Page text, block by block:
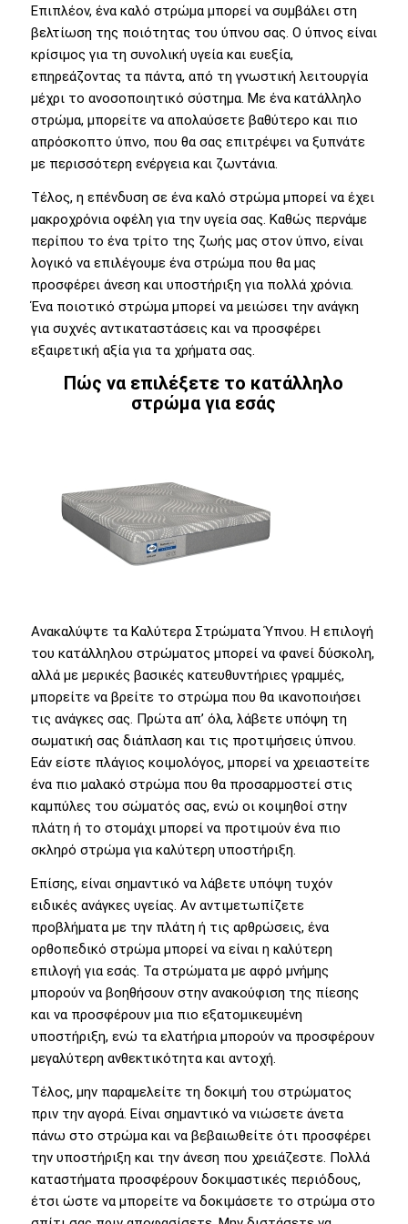
Επιπλέον, ένα καλό στρώμα μπορεί να συμβάλει στη
βελτίωση της ποιότητας του ύπνου σας. Ο ύπνος είναι
κρίσιμος για τη συνολική υγεία και ευεξία,
επηρεάζοντας τα πάντα, από τη γνωστική λειτουργία
μέχρι το ανοσοποιητικό σύστημα. Με ένα κατάλληλο
στρώμα, μπορείτε να απολαύσετε βαθύτερο και πιο
απρόσκοπτο ύπνο, που θα σας επιτρέψει να ξυπνάτε
με περισσότερη ενέργεια και ζωντάνια.
Τέλος, η επένδυση σε ένα καλό στρώμα μπορεί να έχει
μακροχρόνια οφέλη για την υγεία σας. Καθώς περνάμε
περίπου το ένα τρίτο της ζωής μας στον ύπνο, είναι
λογικό να επιλέγουμε ένα στρώμα που θα μας
προσφέρει άνεση και υποστήριξη για πολλά χρόνια.
Ένα ποιοτικό στρώμα μπορεί να μειώσει την ανάγκη
για συχνές αντικαταστάσεις και να προσφέρει
εξαιρετική αξία για τα χρήματα σας.
Πώς να επιλέξετε το κατάλληλο
στρώμα για εσάς
Ανακαλύψτε τα Καλύτερα Στρώματα Ύπνου. Η επιλογή
του κατάλληλου στρώματος μπορεί να φανεί δύσκολη,
αλλά με μερικές βασικές κατευθυντήριες γραμμές,
μπορείτε να βρείτε το στρώμα που θα ικανοποιήσει
τις ανάγκες σας. Πρώτα απ’ όλα, λάβετε υπόψη τη
σωματική σας διάπλαση και τις προτιμήσεις ύπνου.
Εάν είστε πλάγιος κοιμολόγος, μπορεί να χρειαστείτε
ένα πιο μαλακό στρώμα που θα προσαρμοστεί στις
καμπύλες του σώματός σας, ενώ οι κοιμηθοί στην
πλάτη ή το στομάχι μπορεί να προτιμούν ένα πιο
σκληρό στρώμα για καλύτερη υποστήριξη.
Επίσης, είναι σημαντικό να λάβετε υπόψη τυχόν
ειδικές ανάγκες υγείας. Αν αντιμετωπίζετε
προβλήματα με την πλάτη ή τις αρθρώσεις, ένα
ορθοπεδικό στρώμα μπορεί να είναι η καλύτερη
επιλογή για εσάς. Τα στρώματα με αφρό μνήμης
μπορούν να βοηθήσουν στην ανακούφιση της πίεσης
και να προσφέρουν μια πιο εξατομικευμένη
υποστήριξη, ενώ τα ελατήρια μπορούν να προσφέρουν
μεγαλύτερη ανθεκτικότητα και αντοχή.
Τέλος, μην παραμελείτε τη δοκιμή του στρώματος
πριν την αγορά. Είναι σημαντικό να νιώσετε άνετα
πάνω στο στρώμα και να βεβαιωθείτε ότι προσφέρει
την υποστήριξη και την άνεση που χρειάζεστε. Πολλά
καταστήματα προσφέρουν δοκιμαστικές περιόδους,
έτσι ώστε να μπορείτε να δοκιμάσετε το στρώμα στο